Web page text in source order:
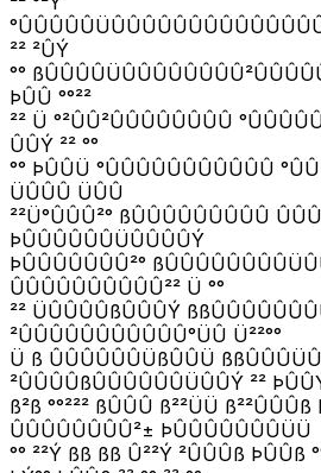
²² ²ÛÝ
°°
ÞÛÛ °°²²
²² Ü °²ÛÛ²ÛÛÛÛÛÛÛÛ
ÛÛÝ ²² °°
°° ÞÛÛÜ °ÛÛÛÛÛÛÛÛÛÛÛ
ÜÛÛÛ ÜÛÛ
²²Ü°ÛÛÛ²° ßÛÛÛÛÛÛÛÛÛ
ÞÛÛÛÛÛÛÜÛÛÛÛÝ
ÞÛÛÛÛÛÛÛ²°
ÛÛÛÛÛÛÛÛÛÛ²² Ü °°
²² ÜÛÛÛÛßÛÛÛÝ
²ÛÛÛÛÛÛÛÛÛÛÛ°ÜÛ Ü²²°°
Ü ß ÛÛÛÛÛÛÜßÛÛÜ
²ÛÛÛÛßÛÛÛÛÛÛÜÛÛÝ ²²
ß²ß °°²²² ßÛÛÛ ß²²ÜÜ
ÛÛÛÛÛÛÛÛ²± ÞÛÛÛÛÛÛÛÜÜ
°° ²²Ý ßß ßß Û²²Ý ²ÛÛÛß ÞÛÛß